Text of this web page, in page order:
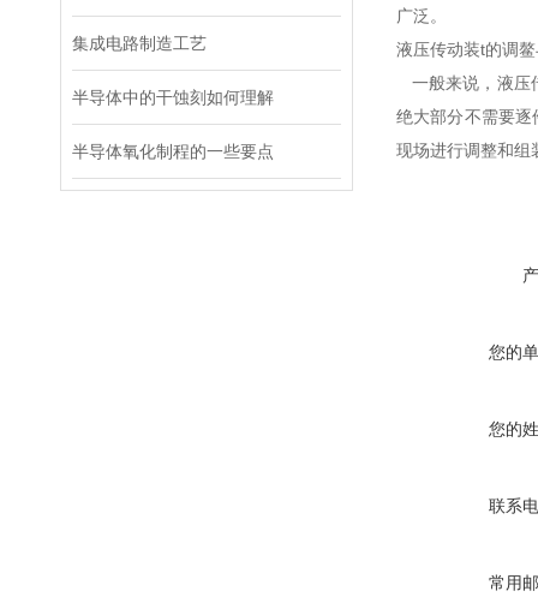
集成电路制造工艺
半导体中的干蚀刻如何理解
半导体氧化制程的一些要点
广泛。
液压传动装t的调
一般来说，液压
绝大部分不需要
现场进行调整和组
您的
您的
联系
常用